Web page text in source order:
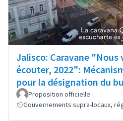
Jalisco: Caravane "Nous
écouter, 2022":
pour la désignation du
Proposition officielle
Gouvernements supra-locaux,